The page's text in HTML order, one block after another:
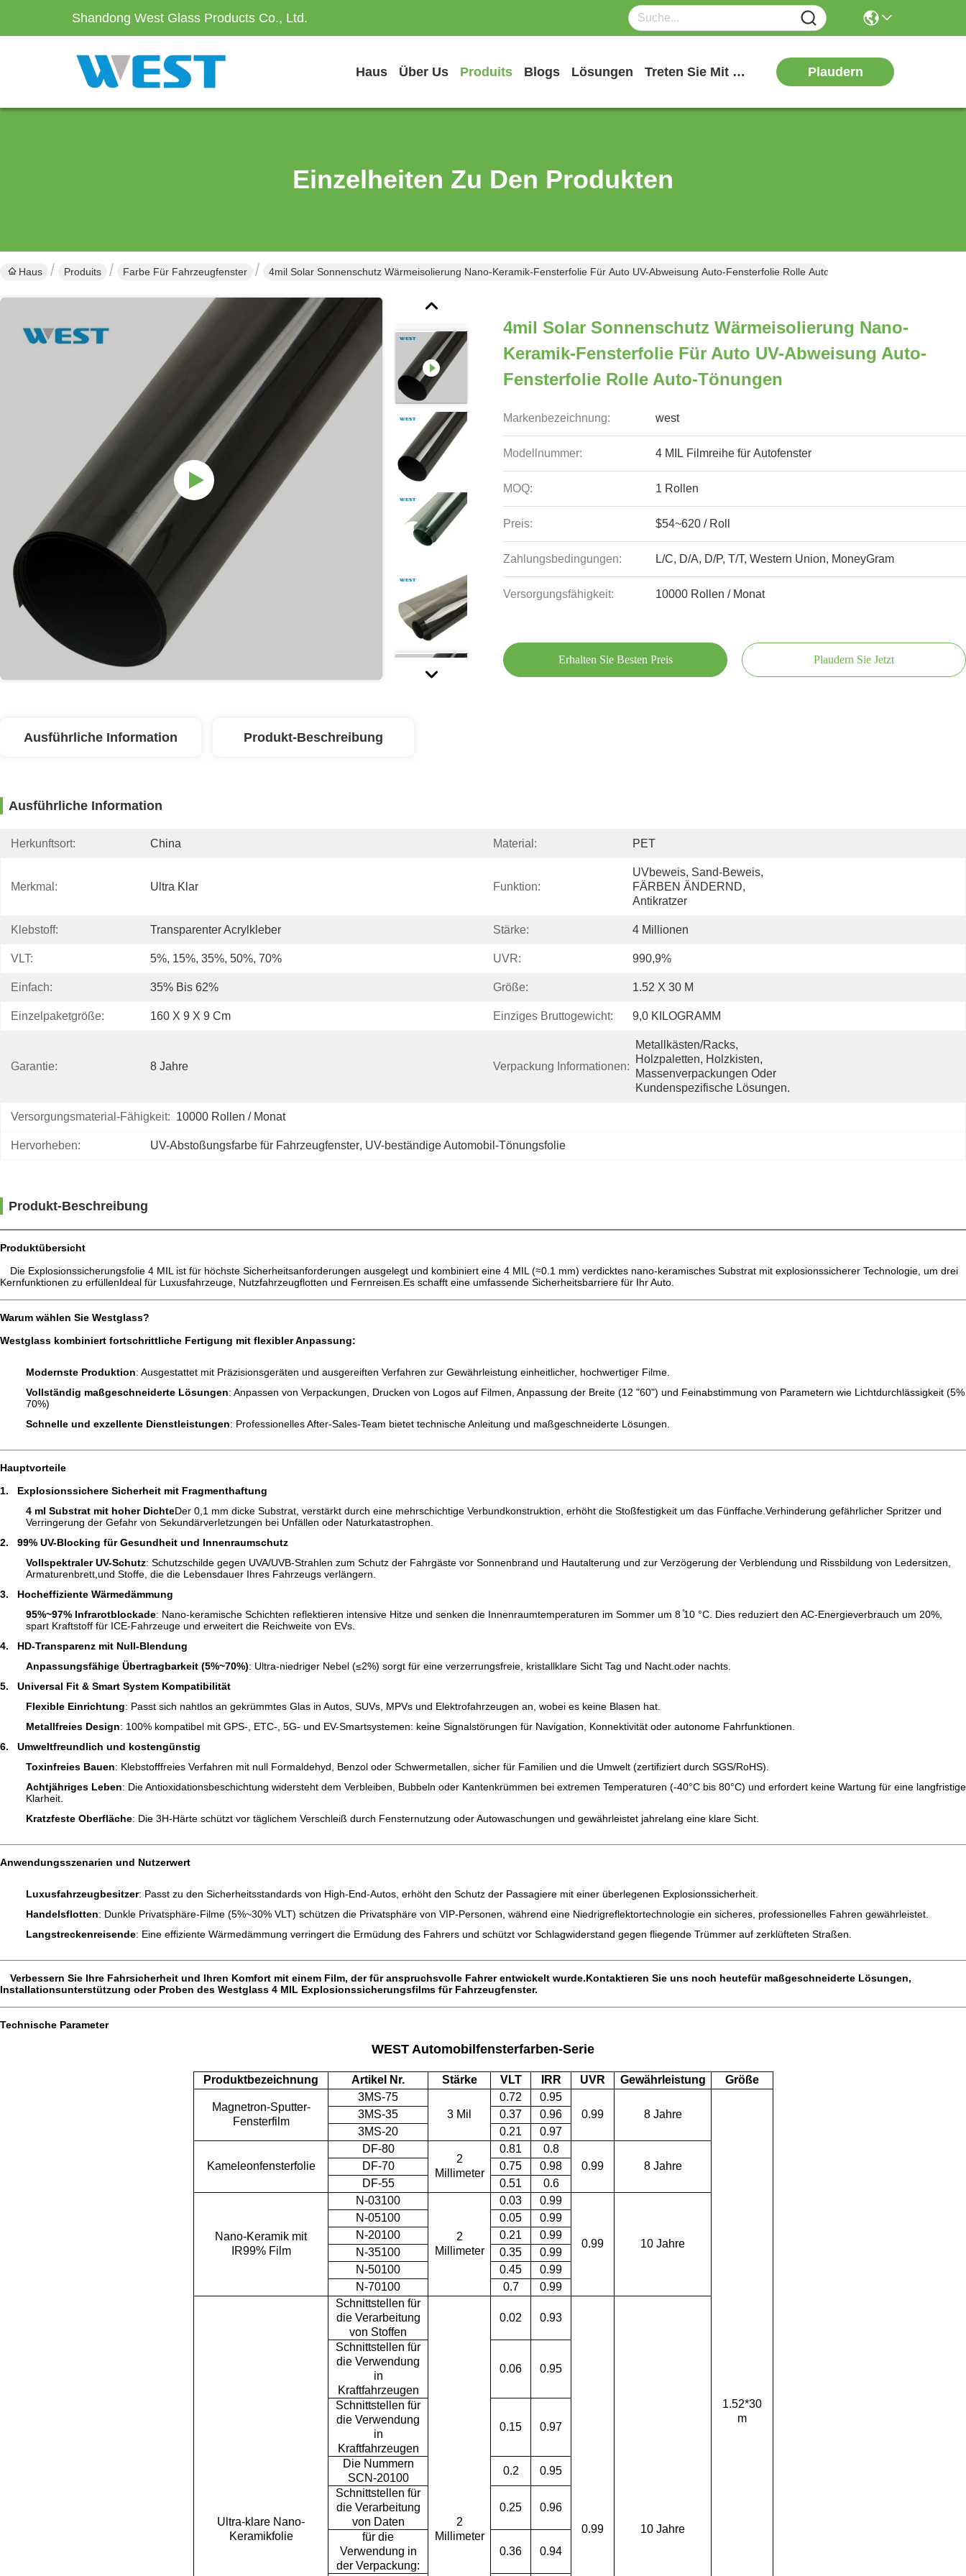
Shandong West Glass Products Co., Ltd.
Haus Über Us Produits Blogs Lösungen Treten Sie Mit Uns In Verbindung Plaudern
Einzelheiten Zu Den Produkten
Haus Produits Farbe Für Fahrzeugfenster 4mil Solar Sonnenschutz Wärmeisolierung Nano-Keramik-Fensterfolie Für Auto UV-Abweisung Auto-Fensterfolie Rolle Auto-Tönungen
4mil Solar Sonnenschutz Wärmeisolierung Nano-
Keramik-Fensterfolie Für Auto UV-Abweisung Auto-
Fensterfolie Rolle Auto-Tönungen
Markenbezeichnung: west
Modellnummer: 4 MIL Filmreihe für Autofenster
MOQ: 1 Rollen
Preis: $54~620 / Roll
Zahlungsbedingungen: L/C, D/A, D/P, T/T, Western Union, MoneyGram
Versorgungsfähigkeit: 10000 Rollen / Monat
Erhalten Sie Besten Preis Plaudern Sie Jetzt
Ausführliche Information Produkt-Beschreibung
Ausführliche Information
Herkunftsort: China Material: PET
Merkmal: Ultra Klar Funktion:
UVbeweis, Sand-Beweis,
FÄRBEN ÄNDERND,
Antikratzer
Klebstoff: Transparenter Acrylkleber Stärke: 4 Millionen
VLT: 5%, 15%, 35%, 50%, 70% UVR: 990,9%
Einfach: 35% Bis 62% Größe: 1.52 X 30 M
Einzelpaketgröße: 160 X 9 X 9 Cm Einziges Bruttogewicht: 9,0 KILOGRAMM
Garantie: 8 Jahre Verpackung Informationen:
Metallkästen/Racks,
Holzpaletten, Holzkisten,
Massenverpackungen Oder
Kundenspezifische Lösungen.
Versorgungsmaterial-Fähigkeit: 10000 Rollen / Monat
Hervorheben: UV-Abstoßungsfarbe für Fahrzeugfenster, UV-beständige Automobil-Tönungsfolie
Produkt-Beschreibung
Produktübersicht
Die Explosionssicherungsfolie 4 MIL ist für höchste Sicherheitsanforderungen ausgelegt und kombiniert eine 4 MIL (≈0.1 mm) verdicktes nano-keramisches Substrat mit explosionssicherer Technologie, um drei
Kernfunktionen zu erfüllenIdeal für Luxusfahrzeuge, Nutzfahrzeugflotten und Fernreisen.Es schafft eine umfassende Sicherheitsbarriere für Ihr Auto.
Warum wählen Sie Westglass?
Westglass kombiniert fortschrittliche Fertigung mit flexibler Anpassung:
Modernste Produktion: Ausgestattet mit Präzisionsgeräten und ausgereiften Verfahren zur Gewährleistung einheitlicher, hochwertiger Filme.
Vollständig maßgeschneiderte Lösungen: Anpassen von Verpackungen, Drucken von Logos auf Filmen, Anpassung der Breite (12 "60") und Feinabstimmung von Parametern wie Lichtdurchlässigkeit (5%
70%)
Schnelle und exzellente Dienstleistungen: Professionelles After-Sales-Team bietet technische Anleitung und maßgeschneiderte Lösungen.
Hauptvorteile
1.
Explosionssichere Sicherheit mit Fragmenthaftung
4 ml Substrat mit hoher DichteDer 0,1 mm dicke Substrat, verstärkt durch eine mehrschichtige Verbundkonstruktion, erhöht die Stoßfestigkeit um das Fünffache.Verhinderung gefährlicher Spritzer und
Verringerung der Gefahr von Sekundärverletzungen bei Unfällen oder Naturkatastrophen.
2.
99% UV-Blocking für Gesundheit und Innenraumschutz
Vollspektraler UV-Schutz: Schutzschilde gegen UVA/UVB-Strahlen zum Schutz der Fahrgäste vor Sonnenbrand und Hautalterung und zur Verzögerung der Verblendung und Rissbildung von Ledersitzen,
Armaturenbrett,und Stoffe, die die Lebensdauer Ihres Fahrzeugs verlängern.
3.
Hocheffiziente Wärmedämmung
95%~97% Infrarotblockade: Nano-keramische Schichten reflektieren intensive Hitze und senken die Innenraumtemperaturen im Sommer um 8 ̊10 °C. Dies reduziert den AC-Energieverbrauch um 20%,
spart Kraftstoff für ICE-Fahrzeuge und erweitert die Reichweite von EVs.
4.
HD-Transparenz mit Null-Blendung
Anpassungsfähige Übertragbarkeit (5%~70%): Ultra-niedriger Nebel (≤2%) sorgt für eine verzerrungsfreie, kristallklare Sicht Tag und Nacht.oder nachts.
5.
Universal Fit & Smart System Kompatibilität
Flexible Einrichtung: Passt sich nahtlos an gekrümmtes Glas in Autos, SUVs, MPVs und Elektrofahrzeugen an, wobei es keine Blasen hat.
Metallfreies Design: 100% kompatibel mit GPS-, ETC-, 5G- und EV-Smartsystemen: keine Signalstörungen für Navigation, Konnektivität oder autonome Fahrfunktionen.
6.
Umweltfreundlich und kostengünstig
Toxinfreies Bauen: Klebstofffreies Verfahren mit null Formaldehyd, Benzol oder Schwermetallen, sicher für Familien und die Umwelt (zertifiziert durch SGS/RoHS).
Achtjähriges Leben: Die Antioxidationsbeschichtung widersteht dem Verbleiben, Bubbeln oder Kantenkrümmen bei extremen Temperaturen (-40°C bis 80°C) und erfordert keine Wartung für eine langfristige
Klarheit.
Kratzfeste Oberfläche: Die 3H-Härte schützt vor täglichem Verschleiß durch Fensternutzung oder Autowaschungen und gewährleistet jahrelang eine klare Sicht.
Anwendungsszenarien und Nutzerwert
Luxusfahrzeugbesitzer: Passt zu den Sicherheitsstandards von High-End-Autos, erhöht den Schutz der Passagiere mit einer überlegenen Explosionssicherheit.
Handelsflotten: Dunkle Privatsphäre-Filme (5%~30% VLT) schützen die Privatsphäre von VIP-Personen, während eine Niedrigreflektortechnologie ein sicheres, professionelles Fahren gewährleistet.
Langstreckenreisende: Eine effiziente Wärmedämmung verringert die Ermüdung des Fahrers und schützt vor Schlagwiderstand gegen fliegende Trümmer auf zerklüfteten Straßen.
Verbessern Sie Ihre Fahrsicherheit und Ihren Komfort mit einem Film, der für anspruchsvolle Fahrer entwickelt wurde.Kontaktieren Sie uns noch heutefür maßgeschneiderte Lösungen,
Installationsunterstützung oder Proben des Westglass 4 MIL Explosionssicherungsfilms für Fahrzeugfenster.
Technische Parameter
WEST Automobilfensterfarben-Serie
Produktbezeichnung Artikel Nr. Stärke VLT IRR UVR Gewährleistung Größe
Magnetron-Sputter-
Fensterfilm
3MS-75
3 Mil
0.72
0.95
0.99
8 Jahre
1.52*30
m
3MS-35 0.37
0.96
3MS-20
0.21 0.97
Kameleonfensterfolie
DF-80
2
Millimeter
0.81
0.8
0.99
8 Jahre
DF-70 0.75
0.98
DF-55
0.51 0.6
Nano-Keramik mit
IR99% Film
N-03100
2
Millimeter
0.03 0.99
0.99 10 Jahre
N-05100 0.05
0.99
N-20100
0.21
0.99
N-35100
0.35
0.99
N-50100
0.45
0.99
N-70100
0.7 0.99
Ultra-klare Nano-
Keramikfolie
Schnittstellen für
die Verarbeitung
von Stoffen
2
Millimeter
0.02 0.93
0.99 10 Jahre
Schnittstellen für
die Verwendung
in
Kraftfahrzeugen
0.06 0.95
Schnittstellen für
die Verwendung
in
Kraftfahrzeugen
0.15 0.97
Die Nummern
SCN-20100
0.2
0.95
Schnittstellen für
die Verarbeitung
von Daten
0.25 0.96
für die
Verwendung in
der Verpackung:
0.36 0.94